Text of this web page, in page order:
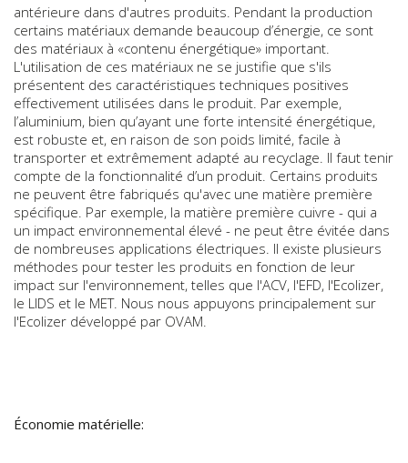
antérieure dans d'autres produits. Pendant la production
certains matériaux demande beaucoup d’énergie, ce sont
des matériaux à «contenu énergétique» important.
L'utilisation de ces matériaux ne se justifie que s'ils
présentent des caractéristiques techniques positives
effectivement utilisées dans le produit. Par exemple,
l’aluminium, bien qu’ayant une forte intensité énergétique,
est robuste et, en raison de son poids limité, facile à
transporter et extrêmement adapté au recyclage. Il faut tenir
compte de la fonctionnalité d’un produit. Certains produits
ne peuvent être fabriqués qu'avec une matière première
spécifique. Par exemple, la matière première cuivre - qui a
un impact environnemental élevé - ne peut être évitée dans
de nombreuses applications électriques. Il existe plusieurs
méthodes pour tester les produits en fonction de leur
impact sur l'environnement, telles que l'ACV, l'EFD, l'Ecolizer,
le LIDS et le MET. Nous nous appuyons principalement sur
l'Ecolizer développé par OVAM.
Économie matérielle: